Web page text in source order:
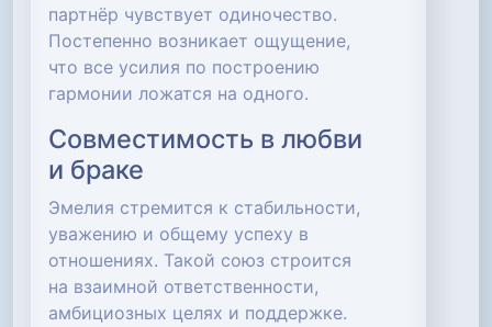
партнёр чувствует одиночество.
Постепенно возникает ощущение,
что все усилия по построению
гармонии ложатся на одного.
Совместимость в любви
и браке
Эмелия стремится к стабильности,
уважению и общему успеху в
отношениях. Такой союз строится
на взаимной ответственности,
амбициозных целях и поддержке.